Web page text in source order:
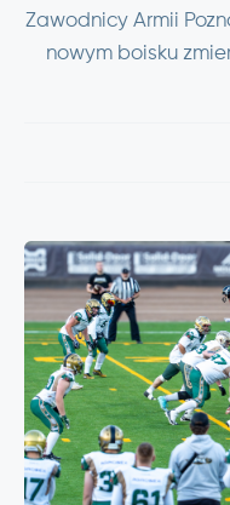
Zawodnicy Armii
nowym boisku